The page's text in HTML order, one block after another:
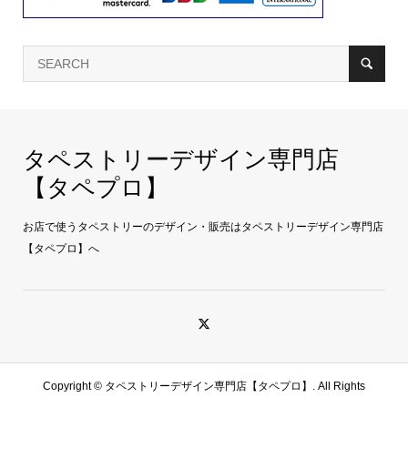
タペストリーデザイン専門店
【タペプロ】
お店で使うタペストリーのデザイン・販売はタペストリーデザイン専門店
【タペプロ】へ
Copyright © タペストリーデザイン専門店【タペプロ】. All Rights